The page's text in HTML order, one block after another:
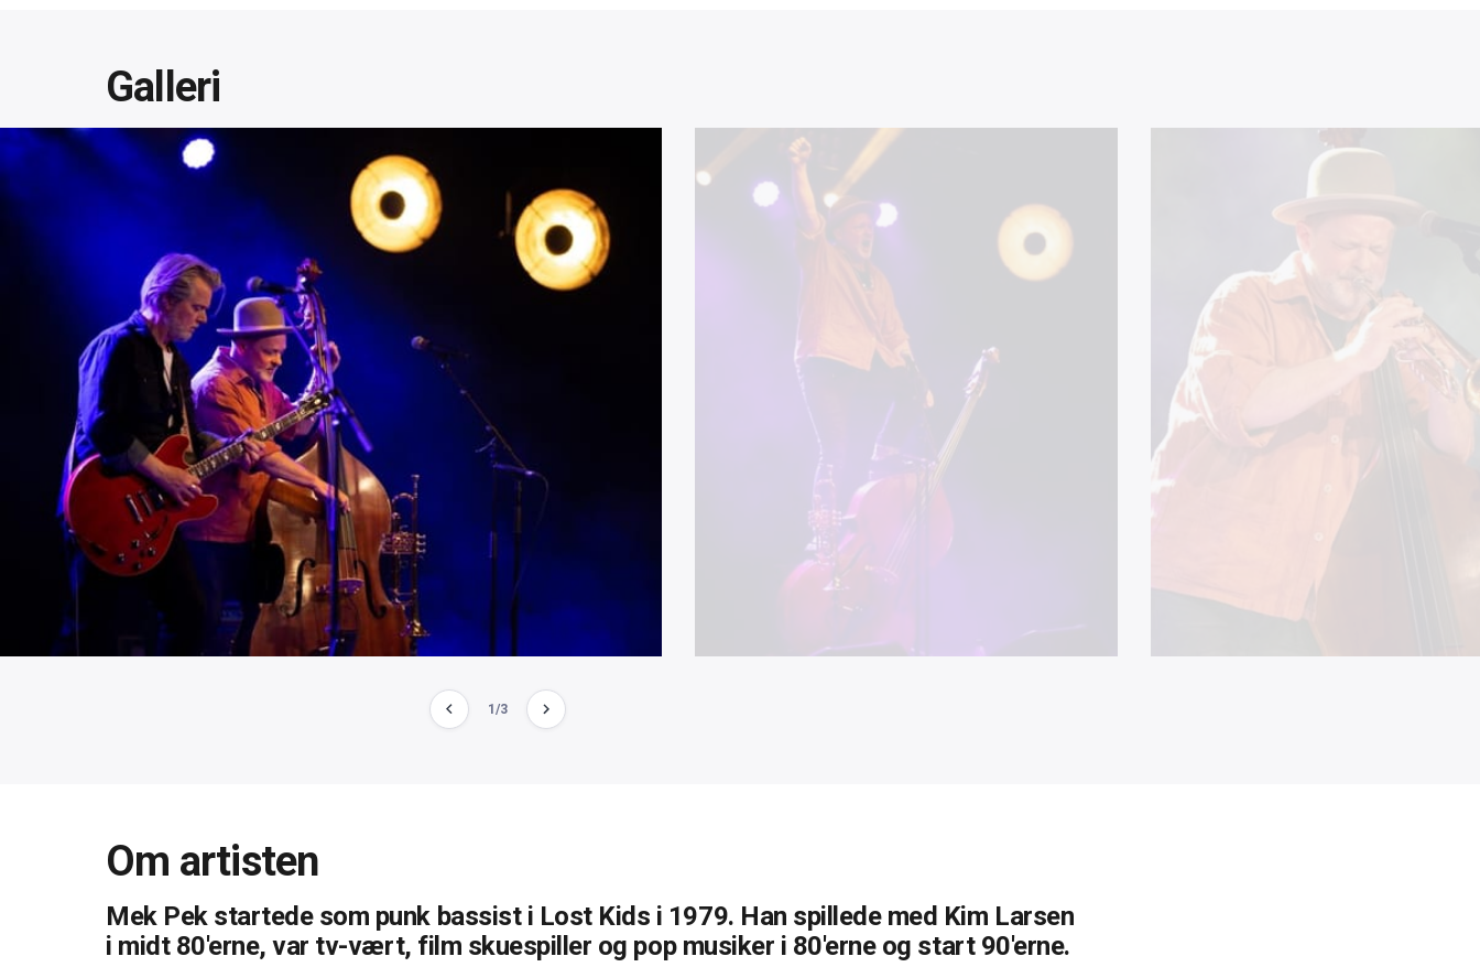
Galleri
1/3
Om artisten
Mek Pek startede som punk bassist i Lost Kids i 1979. Han spillede med Kim Larsen
i midt 80'erne, var tv-vært, film skuespiller og pop musiker i 80'erne og start 90'erne.